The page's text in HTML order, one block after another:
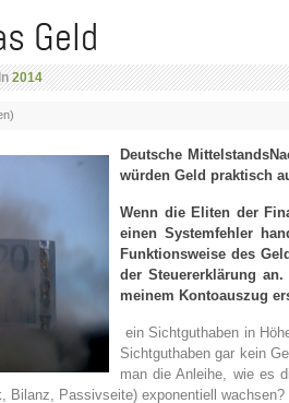
Geld
In 2014
Deutsche
würden Geld praktisch
Wenn die Eliten der
einen Systemfehler
Funktionsweise des
der Steuererklärung
meinem Kontoauszug
ein Sichtguthaben in
Sichtguthaben gar kein
man die Anleihe, wie es
Bilanz, Passivseite) exponentiell